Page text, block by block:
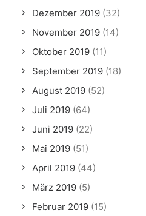
Dezember 2019 (32)
November 2019 (14)
Oktober 2019 (11)
September 2019 (18)
August 2019 (52)
Juli 2019 (64)
Juni 2019 (22)
Mai 2019 (51)
April 2019 (44)
März 2019 (5)
Februar 2019 (15)